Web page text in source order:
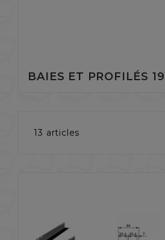
BAIES ET PROFILÉS
13 articles